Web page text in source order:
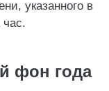
указанного в
час.
фон года